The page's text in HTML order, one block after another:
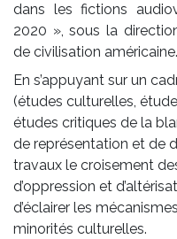
dans les fictions
2020 », sous la
de civilisation américaine.
En s’appuyant sur un
(études culturelles,
études critiques de la
de représentation et de
travaux le croisement
d’oppression et
d’éclairer les
minorités culturelles.